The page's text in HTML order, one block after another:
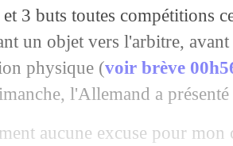
3 buts toutes compétitions
un objet vers l'arbitre,
physique (voir brève
l'Allemand a présenté
aucune excuse pour
s'accroche pour l'Europe
Lille, les compos
Flick, toujours 100% de